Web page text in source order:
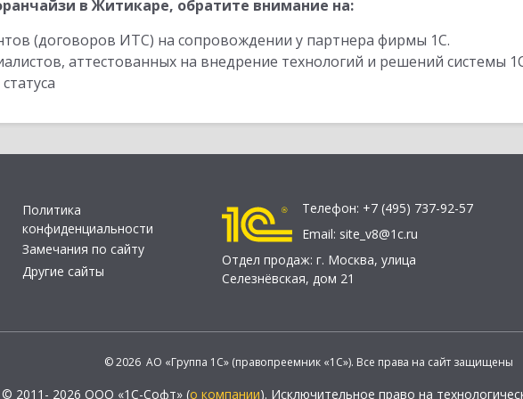
в Житикаре, обратите внимание на:
(договоров ИТС) на сопровождении у партнера фирмы 1С.
аттестованных на внедрение технологий и решений системы
Политика
конфиденциальности
Замечания по сайту
Другие сайты
Телефон: +7 (495) 737-92-57
Email: site_v8@1c.ru
Отдел продаж: г. Москва, улица
Селезнёвская, дом 21
© 2026 АО «Группа 1С» (правопреемник «1С»). Все права на сайт защищены
© 2011- 2026 ООО «1С-Софт» (о компании). Исключительное право на